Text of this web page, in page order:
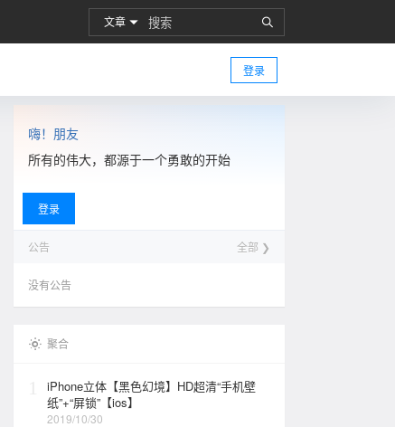
文章
登录
嗨！朋友
所有的伟大，都源于一个勇敢的开始
登录
公告 全部 ❯
没有公告
聚合
iPhone立体【黑色幻境】HD超清“手机壁
纸”+“屏锁”【ios】
2019/10/30